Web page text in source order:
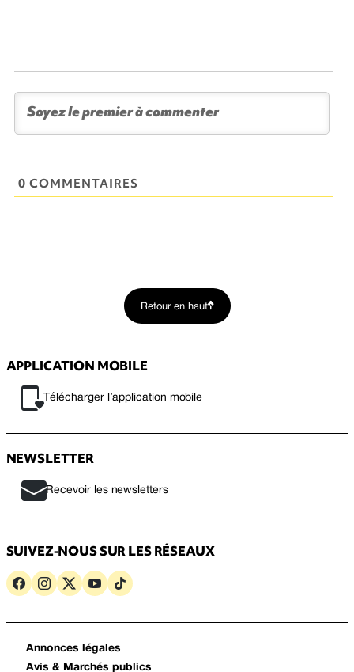
0 COMMENTAIRES
Retour en haut
APPLICATION MOBILE
Télécharger l’application mobile
NEWSLETTER
Recevoir les newsletters
SUIVEZ-NOUS SUR LES RÉSEAUX
Annonces légales
Avis & Marchés publics